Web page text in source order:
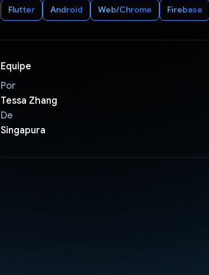
Flutter Android Web/Chrome Firebase
Equipe
Por
Tessa Zhang
De
Singapura